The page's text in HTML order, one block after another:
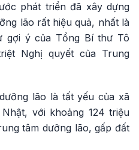
phát triển đã xây dựng
lão rất hiệu quả, nhất là
gợi ý của Tổng Bí thư Tô
Nghị quyết của Trung
lão là tất yếu của xã
với khoảng 124 triệu
tâm dưỡng lão, gấp đất